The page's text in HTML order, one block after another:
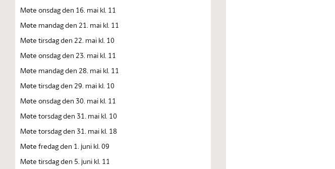
Møte onsdag den 16. mai kl. 11
Møte mandag den 21. mai kl. 11
Møte tirsdag den 22. mai kl. 10
Møte onsdag den 23. mai kl. 11
Møte mandag den 28. mai kl. 11
Møte tirsdag den 29. mai kl. 10
Møte onsdag den 30. mai kl. 11
Møte torsdag den 31. mai kl. 10
Møte torsdag den 31. mai kl. 18
Møte fredag den 1. juni kl. 09
Møte tirsdag den 5. juni kl. 11